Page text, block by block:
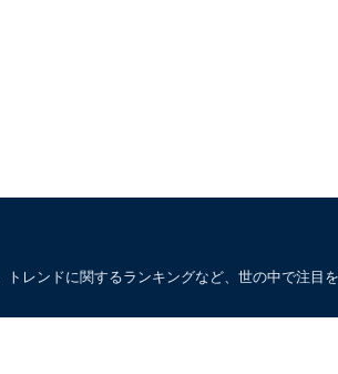
レンドに関するランキングなど、世の中で注目